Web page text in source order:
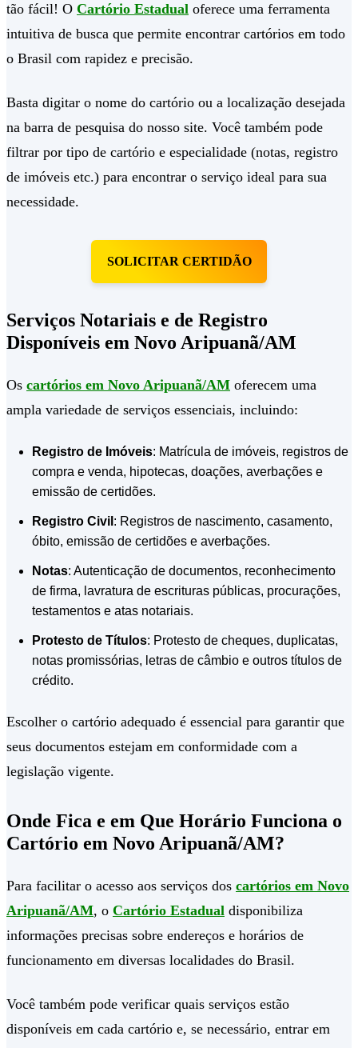
tão fácil! O Cartório Estadual oferece uma ferramenta
intuitiva de busca que permite encontrar cartórios em todo
o Brasil com rapidez e precisão.
Basta digitar o nome do cartório ou a localização desejada
na barra de pesquisa do nosso site. Você também pode
filtrar por tipo de cartório e especialidade (notas, registro
de imóveis etc.) para encontrar o serviço ideal para sua
necessidade.
SOLICITAR CERTIDÃO
Serviços Notariais e de Registro
Disponíveis em Novo Aripuanã/AM
Os cartórios em Novo Aripuanã/AM oferecem uma
ampla variedade de serviços essenciais, incluindo:
Registro de Imóveis: Matrícula de imóveis, registros de
compra e venda, hipotecas, doações, averbações e
emissão de certidões.
Registro Civil : Registros de nascimento, casamento,
óbito, emissão de certidões e averbações.
Notas: Autenticação de documentos, reconhecimento
de firma, lavratura de escrituras públicas, procurações,
testamentos e atas notariais.
Protesto de Títulos: Protesto de cheques, duplicatas,
notas promissórias, letras de câmbio e outros títulos de
crédito.
Escolher o cartório adequado é essencial para garantir que
seus documentos estejam em conformidade com a
legislação vigente.
Onde Fica e em Que Horário Funciona o
Cartório em Novo Aripuanã/AM?
Para facilitar o acesso aos serviços dos cartórios em Novo
Aripuanã/AM, o Cartório Estadual disponibiliza
informações precisas sobre endereços e horários de
funcionamento em diversas localidades do Brasil.
Você também pode verificar quais serviços estão
disponíveis em cada cartório e, se necessário, entrar em